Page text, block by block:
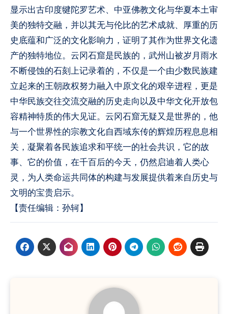
显示出古印度犍陀罗艺术、中亚佛教文化与华夏本土审
美的独特交融，并以其无与伦比的艺术成就、厚重的历
史底蕴和广泛的文化影响力，证明了其作为世界文化遗
产的独特地位。云冈石窟是民族的，武州山被岁月雨水
不断侵蚀的石刻上记录着的，不仅是一个由少数民族建
立起来的王朝政权努力融入中原文化的艰辛进程，更是
中华民族交往交流交融的历史走向以及中华文化开放包
容精神特质的伟大见证。云冈石窟无疑又是世界的，他
与一个世界性的宗教文化自西域东传的辉煌历程息息相
关，凝聚着各民族追求和平统一的社会共识，它的故
事、它的价值，在千百后的今天，仍然启迪着人类心
灵，为人类命运共同体的构建与发展提供着来自历史与
文明的宝贵启示。
【责任编辑：孙轲】